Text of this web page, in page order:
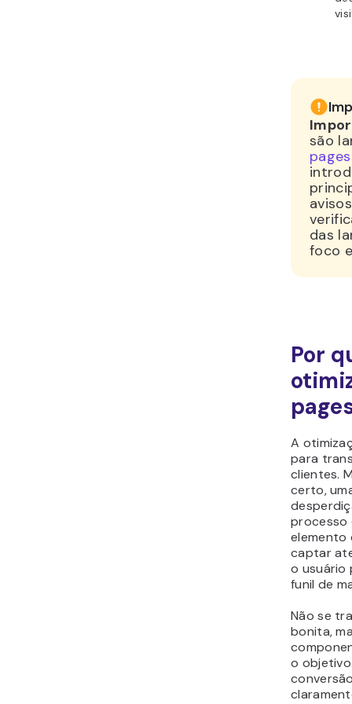
são
pages
das
foco
Por
A
para
clientes.
certo,
processo
elemento
captar
o usuário
funil de
Não se
bonita,
o